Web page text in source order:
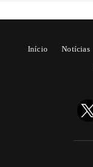
Início Notícias